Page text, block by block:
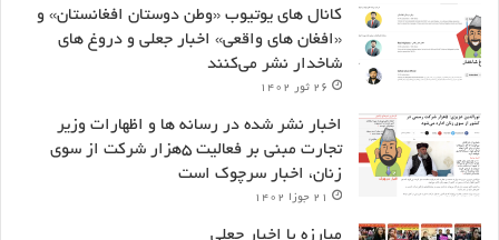
کانال های یوتیوب «وطن دوستان افغانستان» و
«افغان های واقعی» اخبار جعلی و دروغ های
شاخدار نشر می‌کنند
۲۶ ثور ۱۴۰۲
اخبار نشر شده در رسانه ها و اظهارات وزیر
تجارت مبنی بر فعالیت ۵هزار شرکت از سوی
زنان، اخبار سرچوک است
۲۱ جوزا ۱۴۰۲
مبارزه با اخبار جعلی